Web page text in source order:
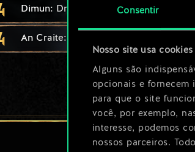
Consentir
Nosso site usa cookies
Alguns são
opcionais e fornecem
para que o site
você, por exemplo,
interesse, podemos
nossos parceiros.
Dimun: Dracar leve
An Craite: Saqueador